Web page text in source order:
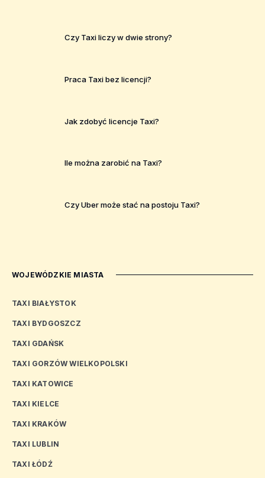
Czy Taxi liczy w dwie strony?
Praca Taxi bez licencji?
Jak zdobyć licencje Taxi?
Ile można zarobić na Taxi?
Czy Uber może stać na postoju Taxi?
WOJEWÓDZKIE MIASTA
TAXI BIAŁYSTOK
TAXI BYDGOSZCZ
TAXI GDAŃSK
TAXI GORZÓW WIELKOPOLSKI
TAXI KATOWICE
TAXI KIELCE
TAXI KRAKÓW
TAXI LUBLIN
TAXI ŁÓDŹ